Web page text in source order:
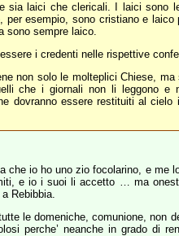
sia laici che clericali. I laici sono
per esempio, sono cristiano e
sono sempre laico.
i credenti nelle rispettive
non solo le molteplici Chiese,
che i giornali non li leggono e
dovranno essere restituiti al
che io ho uno zio focolarino, e me
e io i suoi li accetto … ma
Rebibbia.
le domeniche, comunione, non
perche’ neanche in grado di